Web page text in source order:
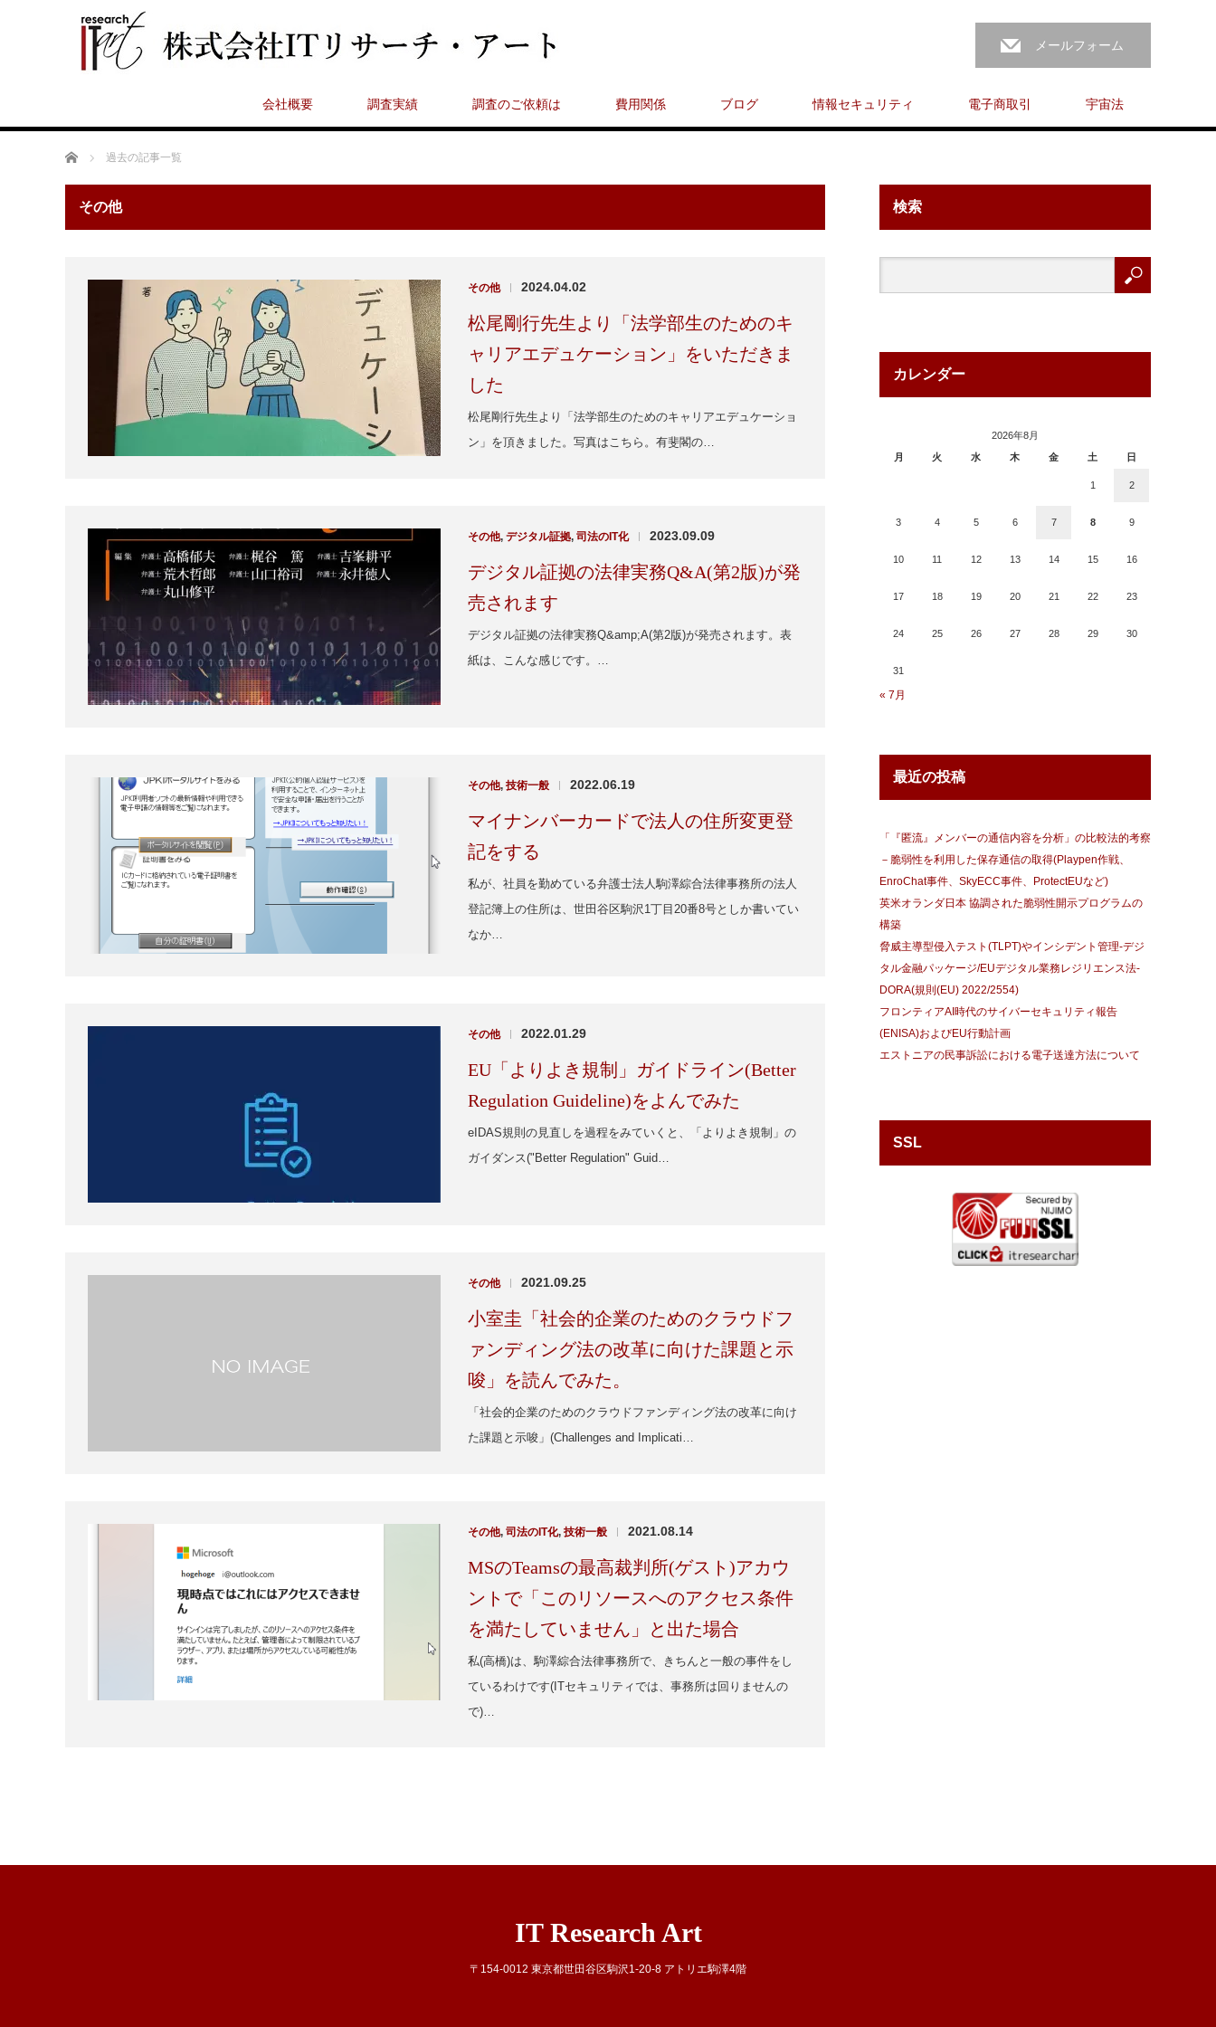
メールフォーム
会社概要 調査実績 調査のご依頼は 費用関係 ブログ 情報セキュリティ 電子商取引 宇宙法
ホーム 過去の記事一覧
その他
その他 | 2024.04.02
松尾剛行先生より「法学部生のためのキ
ャリアエデュケーション」をいただきま
した
松尾剛行先生より「法学部生のためのキャリアエデュケーショ
ン」を頂きました。写真はこちら。有斐閣の…
その他, デジタル証拠, 司法のIT化 | 2023.09.09
デジタル証拠の法律実務Q&A(第2版)が発
売されます
デジタル証拠の法律実務Q&amp;A(第2版)が発売されます。表
紙は、こんな感じです。…
その他, 技術一般 | 2022.06.19
マイナンバーカードで法人の住所変更登
記をする
私が、社員を勤めている弁護士法人駒澤綜合法律事務所の法人
登記簿上の住所は、世田谷区駒沢1丁目20番8号としか書いてい
なか…
その他 | 2022.01.29
EU「よりよき規制」ガイドライン(Better
Regulation Guideline)をよんでみた
eIDAS規則の見直しを過程をみていくと、「よりよき規制」の
ガイダンス("Better Regulation" Guid…
その他 | 2021.09.25
小室圭「社会的企業のためのクラウドフ
ァンディング法の改革に向けた課題と示
唆」を読んでみた。
「社会的企業のためのクラウドファンディング法の改革に向け
た課題と示唆」(Challenges and Implicati…
その他, 司法のIT化, 技術一般 | 2021.08.14
MSのTeamsの最高裁判所(ゲスト)アカウ
ントで「このリソースへのアクセス条件
を満たしていません」と出た場合
私(高橋)は、駒澤綜合法律事務所で、きちんと一般の事件をし
ているわけです(ITセキュリティでは、事務所は回りませんの
で)…
検索
カレンダー
2026年8月
月
火 水 木 金 土 日
1 2
3 4 5 6 7 8 9
10 11 12 13 14 15 16
17 18 19 20 21 22 23
24 25 26 27 28 29 30
31
« 7月
最近の投稿
「『匿流』メンバーの通信内容を分析」の比較法的考察
－脆弱性を利用した保存通信の取得(Playpen作戦、
EnroChat事件、SkyECC事件、ProtectEUなど)
英米オランダ日本 協調された脆弱性開示プログラムの
構築
脅威主導型侵入テスト(TLPT)やインシデント管理-デジ
タル金融パッケージ/EUデジタル業務レジリエンス法-
DORA(規則(EU) 2022/2554)
フロンティアAI時代のサイバーセキュリティ報告
(ENISA)およびEU行動計画
エストニアの民事訴訟における電子送達方法について
SSL
IT Research Art
〒154-0012 東京都世田谷区駒沢1-20-8 アトリエ駒澤4階